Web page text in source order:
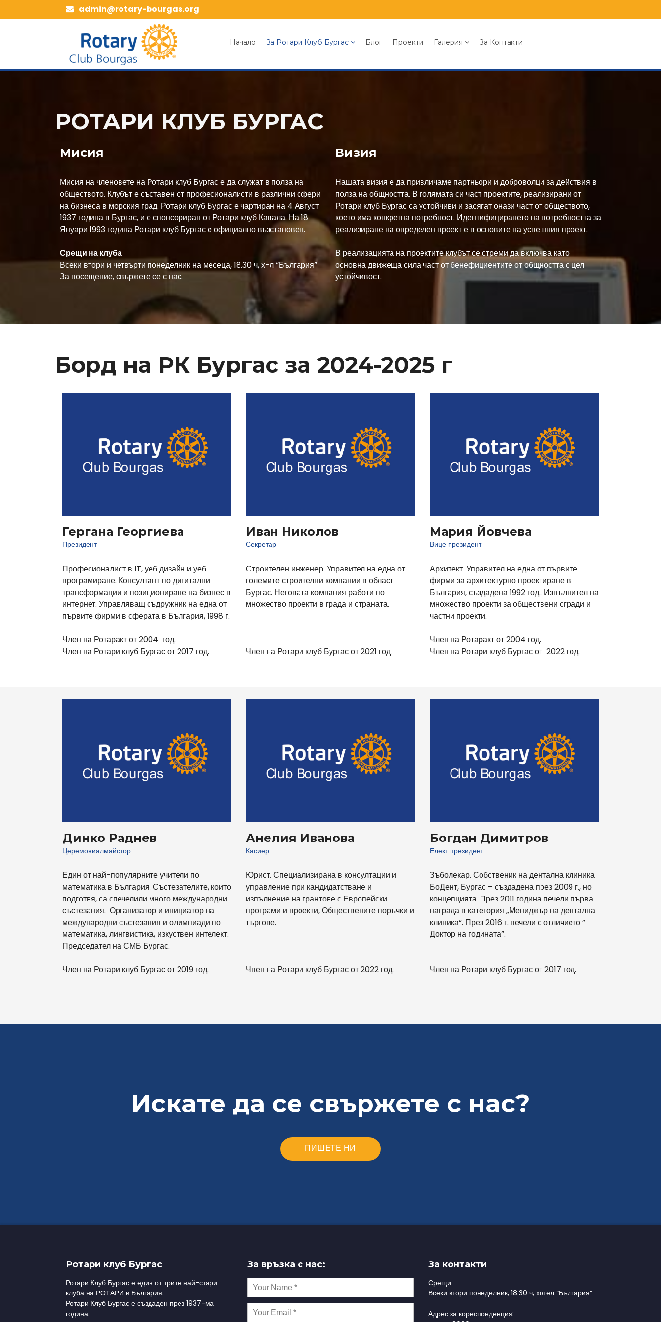
admin@rotary-bourgas.org
Начало За Ротари Клуб Бургас Блог Проекти Галерия За Контакти
РОТАРИ КЛУБ БУРГАС
Мисия
Мисия на членовете на Ротари клуб Бургас е да служат в полза на
обществото. Клубът е съставен от професионалисти в различни сфери
на бизнеса в морския град. Ротари клуб Бургас е чартиран на 4 Август
1937 година в Бургас, и е спонсориран от Ротари клуб Кавала. На 18
Януари 1993 година Ротари клуб Бургас е официално възстановен.
Срещи на клуба
Всеки втори и четвърти понеделник на месеца, 18.30 ч, х-л “България”
За посещение, свържете се с нас.
Визия
Нашата визия е да привличаме партньори и доброволци за действия в
полза на общността. В голямата си част проектите, реализирани от
Ротари клуб Бургас са устойчиви и засягат онази част от обществото,
което има конкретна потребност. Идентифицирането на потребността за
реализиране на определен проект е в основите на успешния проект.
В реализацията на проектите клубът се стреми да включва като
основна движеща сила част от бенефициентите от общността с цел
устойчивост.
Борд на РК Бургас за 2024-2025 г
Гергана Георгиева
Президент
Професионалист в IT, уеб дизайн и уеб
програмиране. Консултант по дигитални
трансформации и позициониране на бизнес в
интернет. Управляващ съдружник на една от
първите фирми в сферата в България, 1998 г.
Член на Ротаракт от 2004 год.
Член на Ротари клуб Бургас от 2017 год.
Иван Николов
Секретар
Строителен инженер. Управител на една от
големите строителни компании в област
Бургас. Неговата компания работи по
множество проекти в града и страната.
Член на Ротари клуб Бургас от 2021 год.
Мария Йовчева
Вице президент
Архитект. Управител на една от първите
фирми за архитектурно проектиране в
България, създадена 1992 год.. Изпълнител на
множество проекти за обществени сгради и
частни проекти.
Член на Ротаракт от 2004 год.
Член на Ротари клуб Бургас от 2022 год.
Динко Раднев
Церемониалмайстор
Един от най-популярните учители по
математика в България. Състезателите, които
подготвя, са спечелили много международни
състезания. Организатор и инициатор на
международни състезания и олимпиади по
математика, лингвистика, изкуствен интелект.
Председател на СМБ Бургас.
Член на Ротари клуб Бургас от 2019 год.
Анелия Иванова
Касиер
Юрист. Специализирана в консултации и
управление при кандидатстване и
изпълнение на грантове с Европейски
програми и проекти, Обществените поръчки и
търгове.
Чпен на Ротари клуб Бургас от 2022 год.
Богдан Димитров
Елект президент
Зъболекар. Собственик на дентална клиника
БоДент, Бургас – създадена през 2009 г., но
концепцията. През 2011 година печели първа
награда в категория „Мениджър на дентална
клиника“. През 2016 г. печели с отличието ”
Доктор на годината”.
Член на Ротари клуб Бургас от 2017 год.
Искате да се свържете с нас?
ПИШЕТЕ НИ
Ротари клуб Бургас
Ротари Клуб Бургас е един от трите най-стари
клуба на РОТАРИ в България.
Ротари Клуб Бургас е създаден през 1937-ма
година.
За връзка с нас: За контакти
Срещи
Всеки втори понеделник, 18.30 ч, хотел “България”
Адрес за кореспонденция: